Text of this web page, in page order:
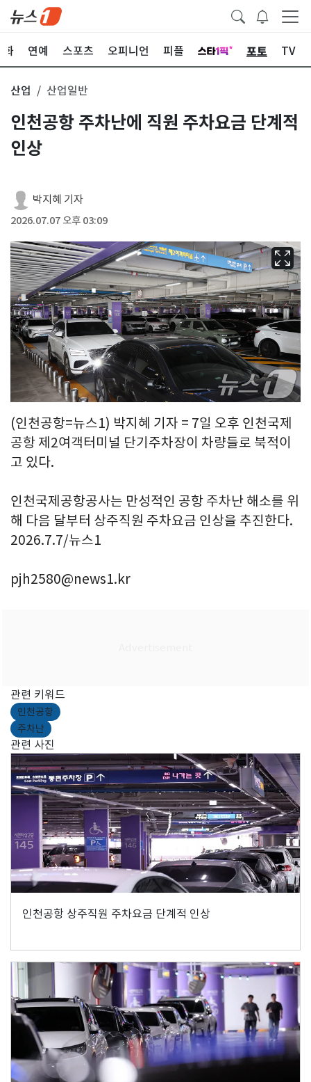
화 연예 스포츠 오피니언 피플 포토 TV
산업 산업일반
인천공항 주차난에 직원 주차요금 단계적
인상
박지혜 기자
2026.07.07 오후 03:09
(인천공항=뉴스1) 박지혜 기자 = 7일 오후 인천국제
공항 제2여객터미널 단기주차장이 차량들로 북적이
고 있다.
인천국제공항공사는 만성적인 공항 주차난 해소를 위
해 다음 달부터 상주직원 주차요금 인상을 추진한다.
2026.7.7/뉴스1
pjh2580@news1.kr
관련 키워드
인천공항
주차난
관련 사진
인천공항 상주직원 주차요금 단계적 인상